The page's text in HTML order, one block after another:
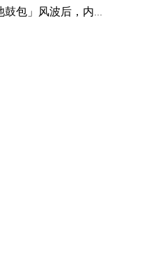
后，内部紧急开展技术改革